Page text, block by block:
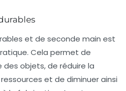
et de seconde main est
Cela permet de
des objets, de réduire la
et de diminuer ainsi